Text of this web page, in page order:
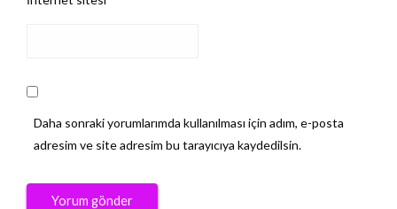
Daha sonraki yorumlarımda kullanılması için adım, e-posta
adresim ve site adresim bu tarayıcıya kaydedilsin.